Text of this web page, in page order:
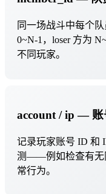
同一场战斗中每个
0~N-1，loser 方为
不同玩家。
account / ip — 账
记录玩家账号 ID 和
测——例如检查有无
常行为。